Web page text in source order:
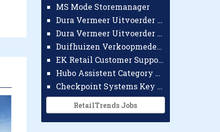
MS Mode Storemanager
Dura Vermeer Uitvoerder GWW Amsterdam
Dura Vermeer Uitvoerder Civiel Nijmegen
Duifhuizen Verkoopmedewerker Ridderkerk
EK Retail Customer Support Omnichannel
Hubo Assistent Category Manager
Checkpoint Systems Key Accountmanager Benelux
RetailTrends Jobs